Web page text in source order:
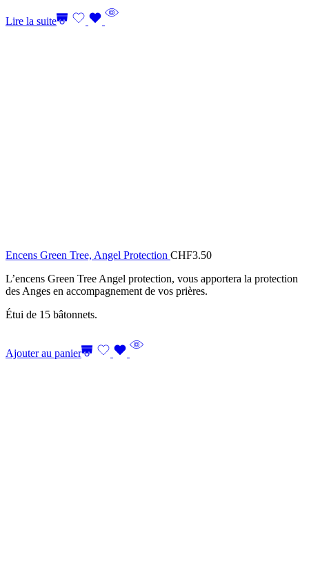
Lire la suite
Encens Green Tree, Angel Protection CHF3.50
L’encens Green Tree Angel protection, vous apportera la protection
des Anges en accompagnement de vos prières.
Étui de 15 bâtonnets.
Ajouter au panier